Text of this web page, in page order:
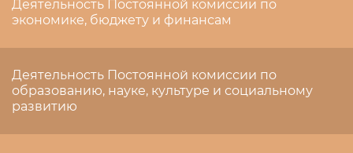
Деятельность Постоянной комиссии по
экономике, бюджету и финансам
Деятельность Постоянной комиссии по
образованию, науке, культуре и социальному
развитию